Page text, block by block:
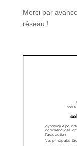
Merci par
réseau !